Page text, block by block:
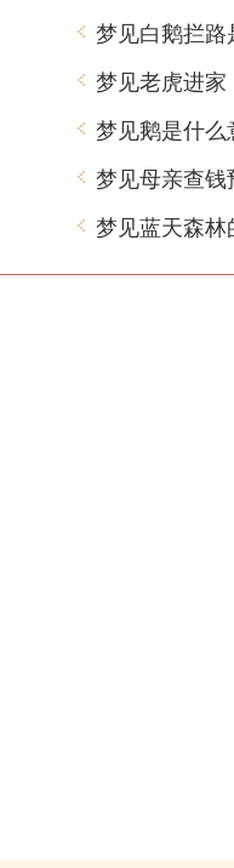
梦见白鹅拦
梦见老虎进家
梦见鹅是什
梦见母亲查
梦见蓝天森